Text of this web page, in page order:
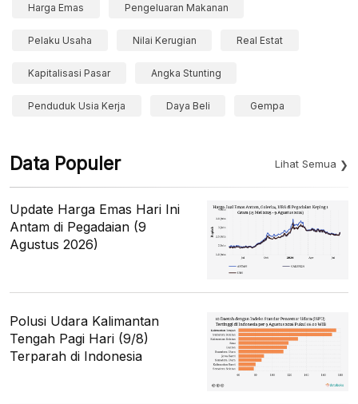
Harga Emas Pengeluaran Makanan
Pelaku Usaha Nilai Kerugian Real Estat
Kapitalisasi Pasar Angka Stunting
Penduduk Usia Kerja Daya Beli Gempa
Data Populer Lihat Semua
Update Harga Emas Hari Ini
Antam di Pegadaian (9
Agustus 2026)
Polusi Udara Kalimantan
Tengah Pagi Hari (9/8)
Terparah di Indonesia